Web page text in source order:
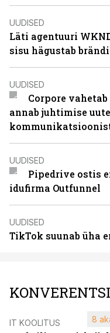
UUDISED
Läti agentuuri
sisu hägustab
UUDISED
Corpore
annab juhtimise
UUDISED
Pipedrive ostis
idufirma Outfunnel
UUDISED
TikTok suunab üha
IT KOOLITUS 8